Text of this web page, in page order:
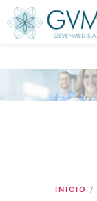
INICIO /